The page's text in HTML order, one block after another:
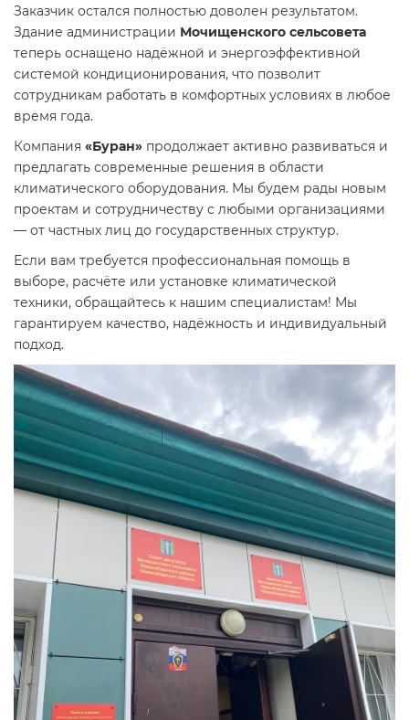
Заказчик остался полностью доволен результатом.
Здание администрации Мочищенского сельсовета
теперь оснащено надёжной и энергоэффективной
системой кондиционирования, что позволит
сотрудникам работать в комфортных условиях в любое
время года.
Компания «Буран» продолжает активно развиваться и
предлагать современные решения в области
климатического оборудования. Мы будем рады новым
проектам и сотрудничеству с любыми организациями
— от частных лиц до государственных структур.
Если вам требуется профессиональная помощь в
выборе, расчёте или установке климатической
техники, обращайтесь к нашим специалистам! Мы
гарантируем качество, надёжность и индивидуальный
подход.